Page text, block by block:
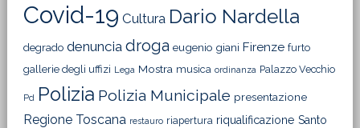
Covid-19 Cultura Dario Nardella
degrado denuncia droga eugenio giani Firenze furto
gallerie degli uffizi Lega Mostra musica ordinanza Palazzo Vecchio
Pd Polizia Polizia Municipale presentazione
Regione Toscana restauro riapertura riqualificazione Santo